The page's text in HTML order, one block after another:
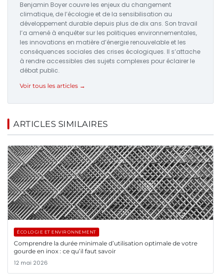
Benjamin Boyer couvre les enjeux du changement
climatique, de l’écologie et de la sensibilisation au
développement durable depuis plus de dix ans. Son travail
l’a amené à enquêter sur les politiques environnementales,
les innovations en matière d’énergie renouvelable et les
conséquences sociales des crises écologiques. Il s’attache
à rendre accessibles des sujets complexes pour éclairer le
débat public.
Voir tous les articles →
ARTICLES SIMILAIRES
ÉCOLOGIE ET ENVIRONNEMENT
Comprendre la durée minimale d’utilisation optimale de votre
gourde en inox : ce qu’il faut savoir
12 mai 2026